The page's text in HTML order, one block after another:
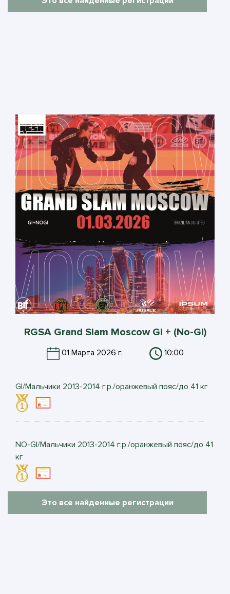
RGSA Grand Slam Moscow Gi + (No-Gi)
01 Марта 2026 г. 10:00
GI/Мальчики 2013-2014 г.р./оранжевый пояс/до 41 кг
NO-GI/Мальчики 2013-2014 г.р./оранжевый пояс/до 41
кг
Это все найденные регистрации